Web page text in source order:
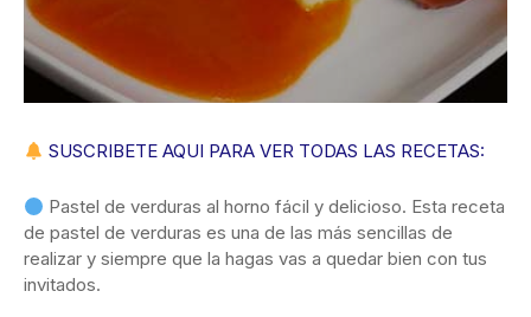
SUSCRIBETE AQUI PARA VER TODAS LAS RECETAS:
Pastel de verduras al horno fácil y delicioso. Esta receta
de pastel de verduras es una de las más sencillas de
realizar y siempre que la hagas vas a quedar bien con tus
invitados.